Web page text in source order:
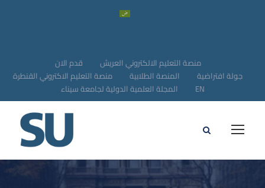
قدم الان
منصة التعليم الالكتروني العريش
منصة التعليم الاكتروني القنطرة
المنصة الطلابية
جولة افتراضية
المجلة العلمية الدولية لجامعة سيناء
EN